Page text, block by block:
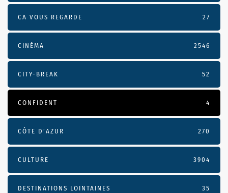
CA VOUS REGARDE 27
CINÉMA 2546
CITY-BREAK 52
CONFIDENT 4
CÔTE D’AZUR 270
CULTURE 3904
DESTINATIONS LOINTAINES 35